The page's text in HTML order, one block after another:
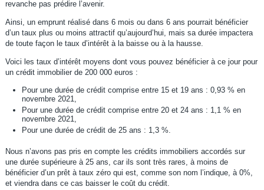
revanche pas prédire l’avenir.
Ainsi, un emprunt réalisé dans 6 mois ou dans 6 ans pourrait bénéficier
d’un taux plus ou moins attractif qu’aujourd’hui, mais sa durée impactera
de toute façon le taux d’intérêt à la baisse ou à la hausse.
Voici les taux d’intérêt moyens dont vous pouvez bénéficier à ce jour pour
un crédit immobilier de 200 000 euros :
Pour une durée de crédit comprise entre 15 et 19 ans : 0,93 % en
novembre 2021,
Pour une durée de crédit comprise entre 20 et 24 ans : 1,1 % en
novembre 2021,
Pour une durée de crédit de 25 ans : 1,3 %.
Nous n’avons pas pris en compte les crédits immobiliers accordés sur
une durée supérieure à 25 ans, car ils sont très rares, à moins de
bénéficier d’un prêt à taux zéro qui est, comme son nom l’indique, à 0%,
et viendra dans ce cas baisser le coût du crédit.